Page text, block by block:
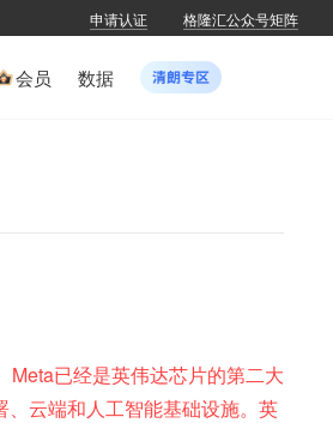
申请认证 格隆汇公众号矩阵
会员 数据
Meta已经是英伟达芯片的第二大
云端和人工智能基础设施。英